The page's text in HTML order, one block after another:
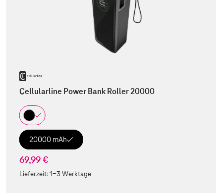
Cellularline Power Bank Roller 20000
20000 mAh
69,99 €
Lieferzeit:1-3 Werktage